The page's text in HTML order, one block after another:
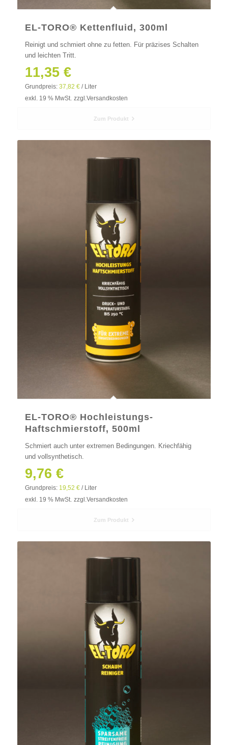
EL-TORO® Kettenfluid, 300ml
Reinigt und schmiert ohne zu fetten. Für präzises Schalten
und leichten Tritt.
11,35 €
Grundpreis: 37,82 €/ Liter
exkl. 19 % MwSt. zzgl. Versandkosten
Zum Produkt
EL-TORO® Hochleistungs-
Haftschmierstoff, 500ml
Schmiert auch unter extremen Bedingungen. Kriechfähig
und vollsynthetisch.
9,76 €
Grundpreis: 19,52 €/ Liter
exkl. 19 % MwSt. zzgl. Versandkosten
Zum Produkt